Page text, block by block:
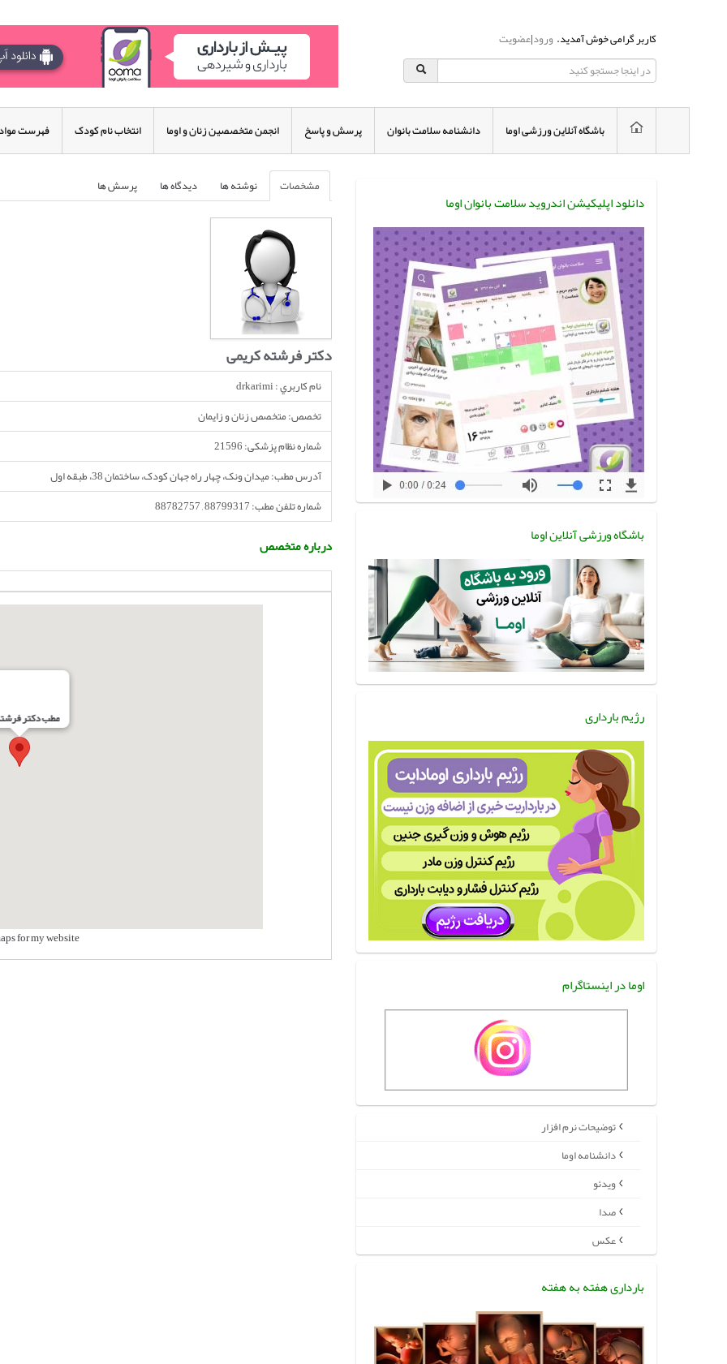
کاربر گرامی خوش آمدید.ورود|عضویت
باشگاه آنلاین ورزشی اوما دانشنامه سلامت بانوان پرسش و پاسخ انجمن متخصصین زنان و اوما انتخاب نام کودک فهرست
مشخصات نوشته ها دیدگاه ها پرسش ها
دکتر فرشته كریمی
نام کاربري : drkarimi
تخصص: متخصص زنان و زایمان
شماره نظام پزشکی: 21596
آدرس مطب: میدان ونک، چهار راه جهان کودک، ساختمان 38، طبقه اول
شماره تلفن مطب: 88799317 , 88782757
درباره متخصص
مطب دکتر
for my website
دانلود اپلیکیشن اندروید سلامت بانوان اوما
باشگاه ورزشی آنلاین اوما
رژیم بارداری
اوما در اینستاگرام
توضیحات نرم افزار
دانشنامه اوما
ویدئو
صدا
عکس
بارداری هفته به هفته